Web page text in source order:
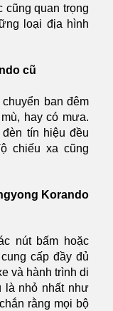
cũng quan trọng
loại địa hình
cũ
ban đêm
hay có mưa.
tín hiệu đều
chiếu xa cũng
Korando
nút bấm hoặc
cấp đầy đủ
và hành trình di
là nhỏ nhất như
rằng mọi bộ